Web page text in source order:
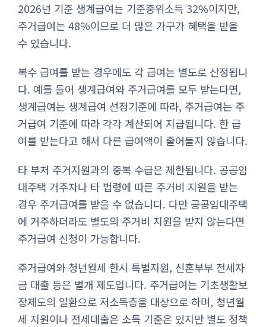
2026년 기준 생계급여는 기준중위소득 32%이지만,
주거급여는 48%이므로 더 많은 가구가 혜택을 받을
수 있습니다.
복수 급여를 받는 경우에도 각 급여는 별도로 산정됩니
다. 예를 들어 생계급여와 주거급여를 모두 받는다면,
생계급여는 생계급여 선정기준에 따라, 주거급여는 주
거급여 기준에 따라 각각 계산되어 지급됩니다. 한 급
여를 받는다고 해서 다른 급여액이 줄어들지 않습니다.
타 부처 주거지원과의 중복 수급은 제한됩니다. 공공임
대주택 거주자나 타 법령에 따른 주거비 지원을 받는
경우 주거급여를 받을 수 없습니다. 다만 공공임대주택
에 거주하더라도 별도의 주거비 지원을 받지 않는다면
주거급여 신청이 가능합니다.
주거급여와 청년월세 한시 특별지원, 신혼부부 전세자
금 대출 등은 별개 제도입니다. 주거급여는 기초생활보
장제도의 일환으로 저소득층을 대상으로 하며, 청년월
세 지원이나 전세대출은 소득 기준은 있지만 별도 정책